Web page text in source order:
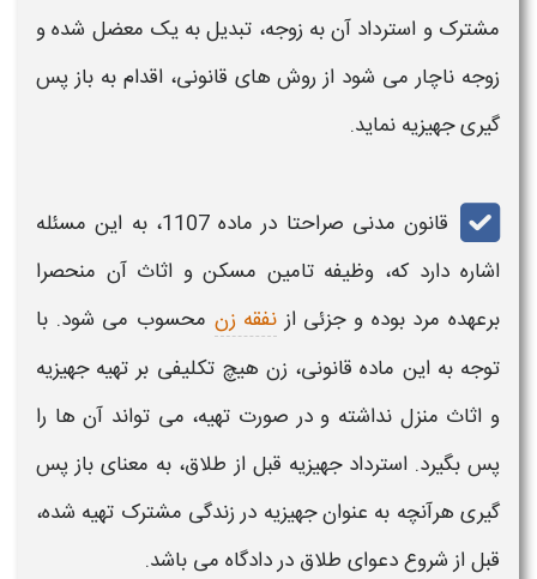
مشترک و استرداد آن به زوجه، تبدیل به یک معضل شده و
زوجه ناچار می شود از روش های قانونی، اقدام به باز پس
گیری جهیزیه نماید.
قانون مدنی صراحتا در ماده 1107، به این مسئله
اشاره دارد که، وظیفه تامین مسکن و اثاث آن منحصرا
برعهده مرد بوده و جزئی از نفقه زن محسوب می شود. با
توجه به این ماده قانونی، زن هیچ تکلیفی بر تهیه جهیزیه
و اثاث منزل نداشته و در صورت تهیه، می تواند آن ها را
پس بگیرد. استرداد جهیزیه قبل از طلاق، به معنای باز پس
گیری هرآنچه به عنوان جهیزیه در زندگی مشترک تهیه شده،
قبل از شروع دعوای طلاق در دادگاه می باشد.